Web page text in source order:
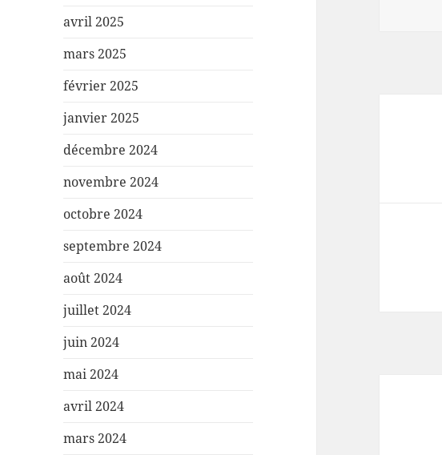
avril 2025
mars 2025
février 2025
janvier 2025
décembre 2024
novembre 2024
octobre 2024
septembre 2024
août 2024
juillet 2024
juin 2024
mai 2024
avril 2024
mars 2024